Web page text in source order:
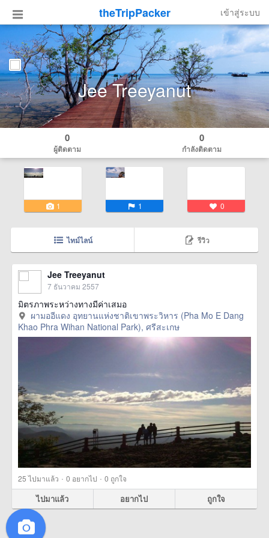
theTripPacker เข้าสู่ระบบ
Jee Treeyanut
0
ผู้ติดตาม
0
กำลังติดตาม
1 1 0
ไทม์ไลน์ รีวิว
Jee Treeyanut
7 ธันวาคม 2557
มิตรภาพระหว่างทางมีค่าเสมอ
ผามออีแดง อุทยานแห่งชาติเขาพระวิหาร (Pha Mo E Dang
Khao Phra Wihan National Park), ศรีสะเกษ
25ไปมาแล้ว · 0 อยากไป · 0 ถูกใจ
ไปมาแล้ว อยากไป ถูกใจ